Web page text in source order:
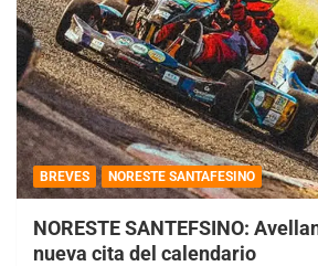
BREVES NORESTE SANTAFESINO
NORESTE SANTEFSINO:
nueva cita del calendario